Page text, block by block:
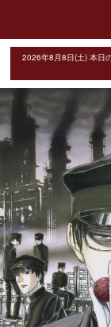
2026年8月8日(土) 本日